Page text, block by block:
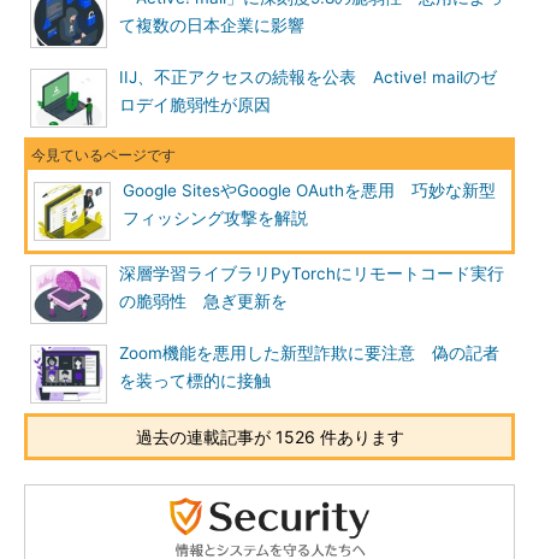
て複数の日本企業に影響
IIJ、不正アクセスの続報を公表 Active! mailのゼ
ロデイ脆弱性が原因
Google SitesやGoogle OAuthを悪用 巧妙な新型
フィッシング攻撃を解説
深層学習ライブラリPyTorchにリモートコード実行
の脆弱性 急ぎ更新を
Zoom機能を悪用した新型詐欺に要注意 偽の記者
を装って標的に接触
過去の連載記事が 1526 件あります